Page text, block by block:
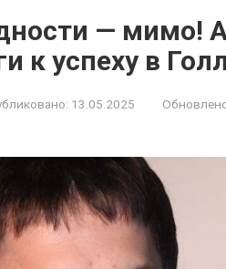
— мимо!
к успеху в
13.05.2025